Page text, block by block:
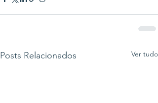
Posts Relacionados Ver tudo